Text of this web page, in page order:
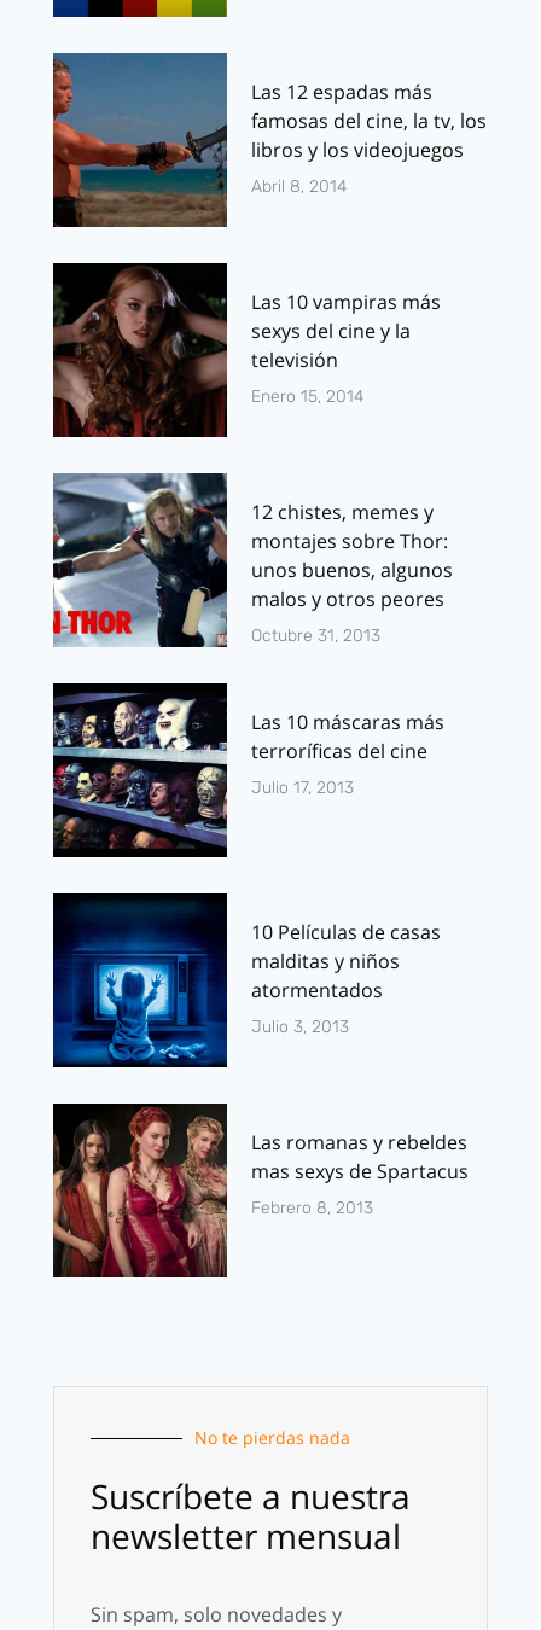
Las 12 espadas más
famosas del cine, la tv, los
libros y los videojuegos
Abril 8, 2014
Las 10 vampiras más
sexys del cine y la
televisión
Enero 15, 2014
12 chistes, memes y
montajes sobre Thor:
unos buenos, algunos
malos y otros peores
Octubre 31, 2013
Las 10 máscaras más
terroríficas del cine
Julio 17, 2013
10 Películas de casas
malditas y niños
atormentados
Julio 3, 2013
Las romanas y rebeldes
mas sexys de Spartacus
Febrero 8, 2013
No te pierdas nada
Suscríbete a nuestra
newsletter mensual
Sin spam, solo novedades y